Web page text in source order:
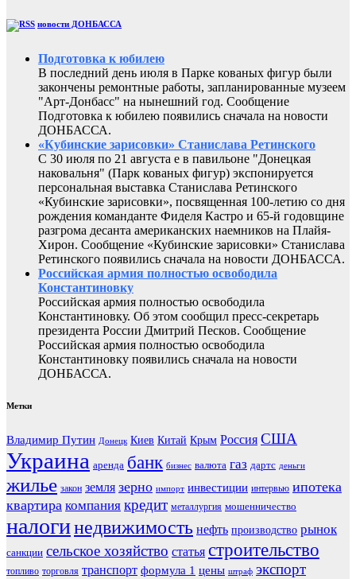
новости ДОНБАССА
Подготовка к юбилею
В последний день июля в Парке кованых фигур были
закончены ремонтные работы, запланированные музеем
"Арт-Донбасс" на нынешний год. Сообщение
Подготовка к юбилею появились сначала на новости
ДОНБАССА.
«Кубинские зарисовки» Станислава Ретинского
С 30 июля по 21 августа е в павильоне "Донецкая
наковальня" (Парк кованых фигур) экспонируется
персональная выставка Станислава Ретинского
«Кубинские зарисовки», посвященная 100-летию со дня
рождения команданте Фиделя Кастро и 65-й годовщине
разгрома десанта американских наемников на Плайя-
Хирон. Сообщение «Кубинские зарисовки» Станислава
Ретинского появились сначала на новости ДОНБАССА.
Российская армия полностью освободила
Константиновку
Российская армия полностью освободила
Константиновку. Об этом сообщил пресс-секретарь
президента России Дмитрий Песков. Сообщение
Российская армия полностью освободила
Константиновку появились сначала на новости
ДОНБАССА.
Метки
Владимир Путин Донецк Киев Китай Крым Россия США
Украина аренда банк бизнес валюта газ дартс деньги
жилье закон земля зерно импорт инвестиции интервью ипотека
квартира компания кредит металлургия мошенничество
налогинедвижимость нефть производство рынок
санкции сельское хозяйство статья строительство
топливо торговля транспорт формула 1 цены штраф экспорт